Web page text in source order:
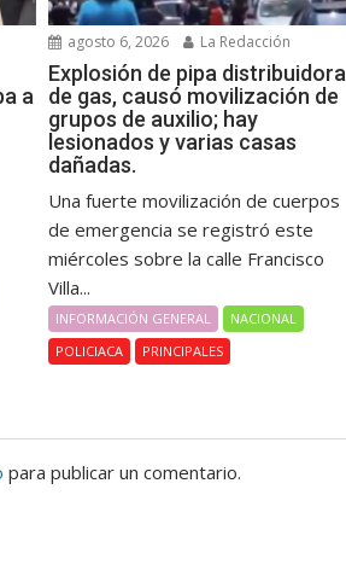
a
agosto 6, 2026 La Redacción
Explosión de pipa distribuidora
de gas, causó movilización de
grupos de auxilio; hay
lesionados y varias casas
dañadas.
Una fuerte movilización de cuerpos
de emergencia se registró este
miércoles sobre la calle Francisco
Villa...
INFORMACIÓN GENERAL
NACIONAL
POLICIACA
PRINCIPALES
para publicar un comentario.